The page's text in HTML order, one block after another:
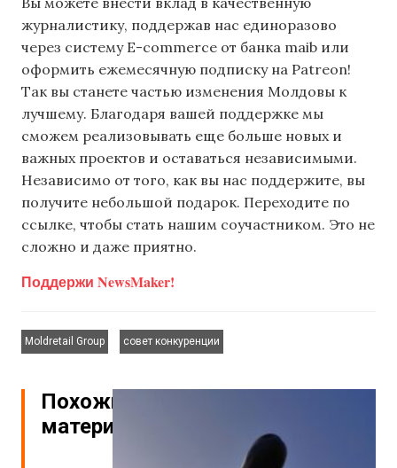
журналистику, поддержав нас единоразово
через систему E-commerce от банка maib или
оформить ежемесячную подписку на Patreon!
Так вы станете частью изменения Молдовы к
лучшему. Благодаря вашей поддержке мы
сможем реализовывать еще больше новых и
важных проектов и оставаться независимыми.
Независимо от того, как вы нас поддержите, вы
получите небольшой подарок. Переходите по
ссылке, чтобы стать нашим соучастником. Это не
сложно и даже приятно.
Поддержи NewsMaker!
Moldretail Group
совет конкуренции
Похожие
материалы